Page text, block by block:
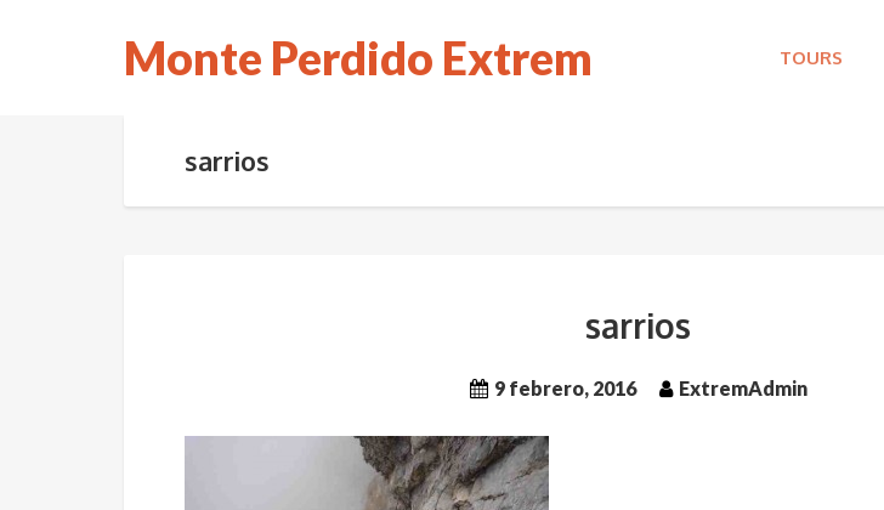
Monte Perdido Extrem TOURS
sarrios
sarrios
9 febrero, 2016 ExtremAdmin